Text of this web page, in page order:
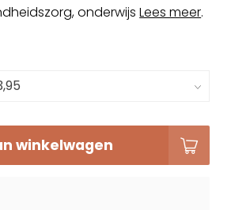
onderwijsLees meer.
winkelwagen